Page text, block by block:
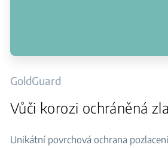
GoldGuard
Vůči korozi ochráněná
Unikátní povrchová ochrana